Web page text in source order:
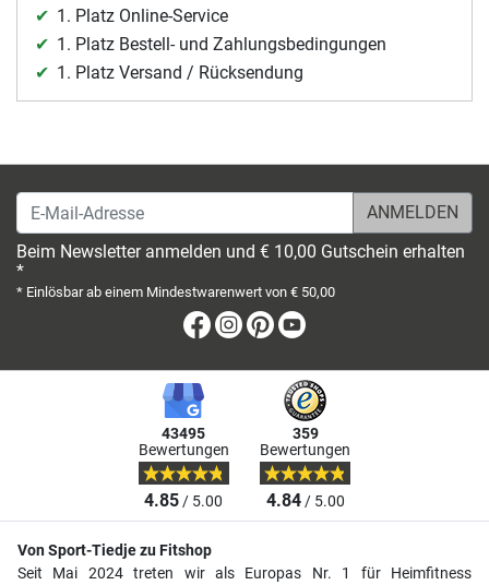
1. Platz Online-Service
1. Platz Bestell- und Zahlungsbedingungen
1. Platz Versand / Rücksendung
E-Mail-Adresse
Beim Newsletter anmelden und € 10,00 Gutschein erhalten
*
* Einlösbar ab einem Mindestwarenwert von € 50,00
Facebook
Instagram
Pinterest
43495
Bewertungen
4.85/ 5.00
359
Bewertungen
4.84/ 5.00
Von Sport-Tiedje zu Fitshop
Seit Mai 2024 treten wir als Europas Nr. 1 für Heimfitness